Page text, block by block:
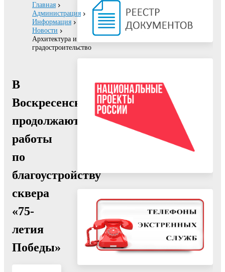
Главная
Администрация
Информация
Новости
Архитектура и
градостроительство
В
Воскресенске
продолжаются
работы
по
благоустройству
сквера
«75-
летия
Победы»